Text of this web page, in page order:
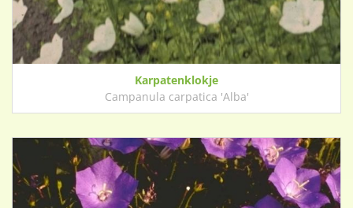
Karpatenklokje
Campanula carpatica 'Alba'